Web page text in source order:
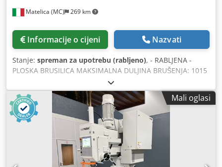
Matelica (MC) 269 km
Informacije o cijeni Nazvati
Stanje: spreman za upotrebu (rabljeno), - RABLJENA -
PLOSKA BRUSILICA MAKSIMALNA DULJINA BRUŠENJA: 1015
mm MAKSIMALNA ŠIRINA BRUŠENJA: 405 mm
MAKSIMALNA VISINA BRUŠENJA: 350 mm MAGNETNA
STEZALA: 400 x 1000 mm DIMENZIJA BRUSILICE: 50 x 127 x
350 mm SNAGA MOTORA: 3,7 kW Credoh St Dqepfx Ag Uof
TEŽINA: 3600 Kg GABINE DIMENZIJE: 3500 x 1700 x 2000
mm PRIBOR: ALAT ZA OBLAČENJE
Mali oglasi